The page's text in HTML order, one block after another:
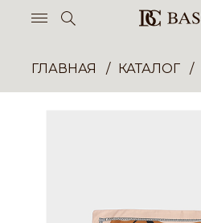
ГЛАВНАЯ КАТАЛОГ